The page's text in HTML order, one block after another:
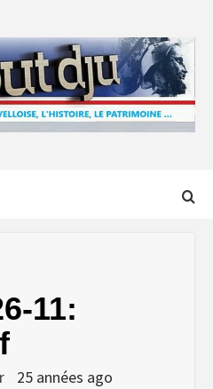
11:
25 années ago